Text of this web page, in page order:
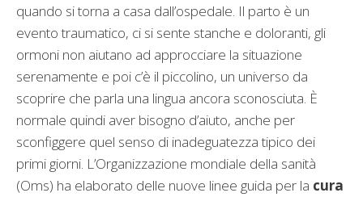
quando si torna a casa dall’ospedale. Il parto è un
evento traumatico, ci si sente stanche e doloranti, gli
ormoni non aiutano ad approcciare la situazione
serenamente e poi c’è il piccolino, un universo da
scoprire che parla una lingua ancora sconosciuta. È
normale quindi aver bisogno d’aiuto, anche per
sconfiggere quel senso di inadeguatezza tipico dei
primi giorni. L’Organizzazione mondiale della sanità
(Oms) ha elaborato delle nuove linee guida per la cura